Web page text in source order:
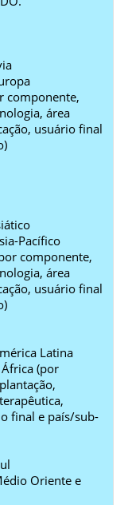
componente,
área
usuário final
Pacífico
componente,
área
usuário final
Latina
(por
final e país/sub-
Oriente e